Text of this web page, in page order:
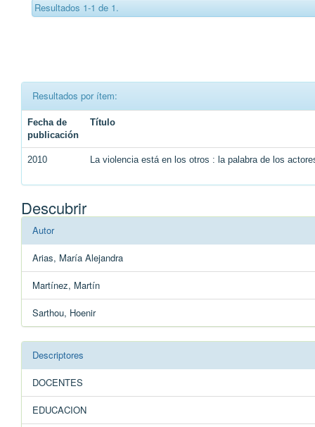
Resultados 1-1 de 1.
Resultados por ítem:
Fecha de
publicación
Título
2010 La violencia está en los otros : la palabra de los
Descubrir
Autor
Arias, María Alejandra
Martínez, Martín
Sarthou, Hoenir
Descriptores
DOCENTES
EDUCACION